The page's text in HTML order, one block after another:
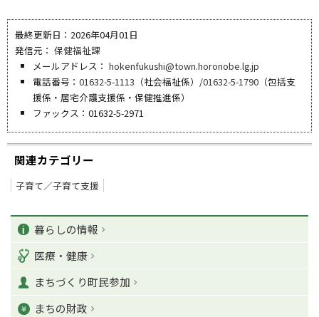
最終更新日：2026年04月01日
発信元： 保健福祉課
メールアドレス：hokenfukushi@town.horonobe.lg.jp
電話番号：01632-5-1113 （社会福祉係）/01632-5-1790 （包括支
援係・居宅介護支援係・保健推進係）
ファックス：01632-5-2971
関連カテゴリー
子育て／子育て支援
カ
テ
ゴ
リ
暮らしの情報
医療・健康
まちづくり町民参加
まちの財政